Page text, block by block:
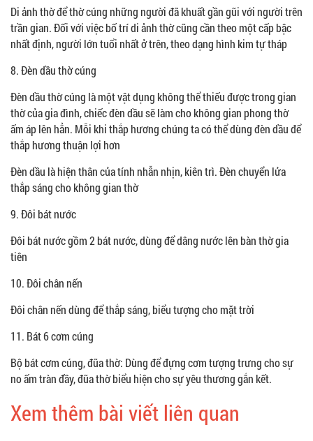
Di ảnh thờ để thờ cúng những người đã khuất gần gũi với người trên
trần gian. Đối với việc bố trí di ảnh thờ cũng cần theo một cấp bậc
nhất định, người lớn tuổi nhất ở trên, theo dạng hình kim tự tháp
8. Đèn dầu thờ cúng
Đèn dầu thờ cúng là một vật dụng không thể thiếu được trong gian
thờ của gia đình, chiếc đèn dầu sẽ làm cho không gian phong thờ
ấm áp lên hẳn. Mỗi khi thắp hương chúng ta có thể dùng đèn dầu để
thắp hương thuận lợi hơn
Đèn dầu là hiện thân của tính nhẫn nhịn, kiên trì. Đèn chuyển lửa
thắp sáng cho không gian thờ
9. Đôi bát nước
Đôi bát nước gồm 2 bát nước, dùng để dâng nước lên bàn thờ gia
tiên
10. Đôi chân nến
Đôi chân nến dùng để thắp sáng, biểu tượng cho mặt trời
11. Bát 6 cơm cúng
Bộ bát cơm cúng, đũa thờ: Dùng để đựng cơm tượng trưng cho sự
no ấm tràn đầy, đũa thờ biểu hiện cho sự yêu thương gắn kết.
Xem thêm bài viết liên quan